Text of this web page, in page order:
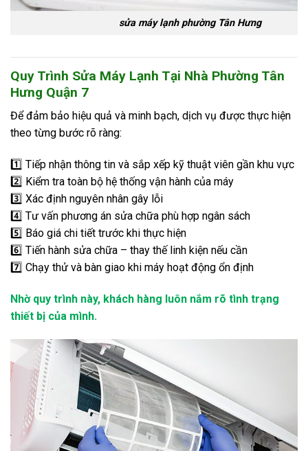
sửa máy lạnh phường Tân Hưng
Quy Trình Sửa Máy Lạnh Tại Nhà Phường Tân
Hưng Quận 7
Để đảm bảo hiệu quả và minh bạch, dịch vụ được thực hiện
theo từng bước rõ ràng:
1️⃣ Tiếp nhận thông tin và sắp xếp kỹ thuật viên gần khu vực
2️⃣ Kiểm tra toàn bộ hệ thống vận hành của máy
3️⃣ Xác định nguyên nhân gây lỗi
4️⃣ Tư vấn phương án sửa chữa phù hợp ngân sách
5️⃣ Báo giá chi tiết trước khi thực hiện
6️⃣ Tiến hành sửa chữa – thay thế linh kiện nếu cần
7️⃣ Chạy thử và bàn giao khi máy hoạt động ổn định
Nhờ quy trình này, khách hàng luôn nắm rõ tình trạng
thiết bị của mình.